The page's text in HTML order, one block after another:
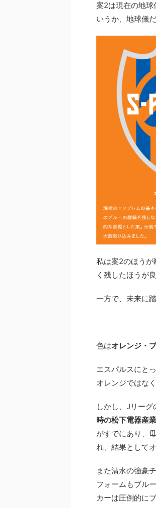
案2は現在の地球
いうか、地球儀
私は案2のほうが
く残したほうが
一方で、未来に
色はオレンジ・
エスパルスにと
オレンジではな
しかし、Jリー
時の松下電器産
がすでにあり、
れ、結果として
また清水の強豪
フォームもブル
カーは圧倒的に